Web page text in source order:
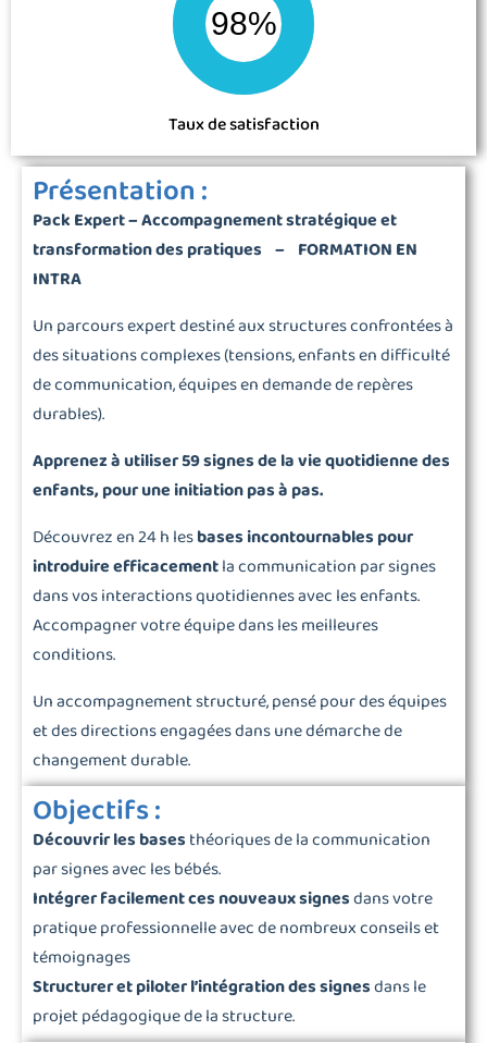
98%
Taux de satisfaction
Présentation :
Pack Expert – Accompagnement stratégique et
transformation des pratiques – FORMATION EN
INTRA
Un parcours expert destiné aux structures confrontées à
des situations complexes (tensions, enfants en difficulté
de communication, équipes en demande de repères
durables).
Apprenez à utiliser 59 signes de la vie quotidienne des
enfants, pour une initiation pas à pas.
Découvrez en 24 h lesbases incontournables pour
introduire efficacementla communication par signes
dans vos interactions quotidiennes avec les enfants.
Accompagner votre équipe dans les meilleures
conditions.
Un accompagnement structuré, pensé pour des équipes
et des directions engagées dans une démarche de
changement durable.
Objectifs :
Découvrir les bases théoriques de la communication
par signes avec les bébés.
Intégrer facilement ces nouveaux signesdans votre
pratique professionnelle avec de nombreux conseils et
témoignages
Structurer et piloter l’intégration des signesdans le
projet pédagogique de la structure.